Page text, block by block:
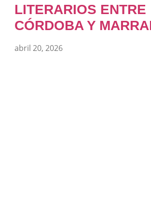
LITERARIOS ENTRE
CÓRDOBA Y
abril 20, 2026